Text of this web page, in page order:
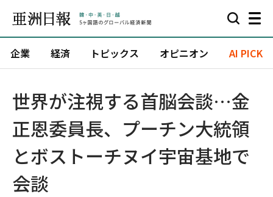
企業 経済 トピックス オピニオン AI PICK
世界が注視する首脳会談…金
正恩委員長、プーチン大統領
とボストーチヌイ宇宙基地で
会談